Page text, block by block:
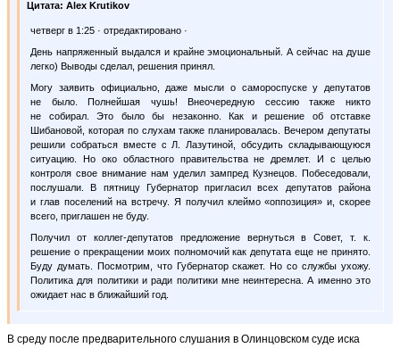
Цитата: Alex Krutikov
четверг в 1:25 · отредактировано ·
День напряженный выдался и крайне эмоциональный. А сейчас на душе
легко) Выводы сделал, решения принял.
Могу заявить официально, даже мысли о самороспуске у депутатов
не было. Полнейшая чушь! Внеочередную сессию также никто
не собирал. Это было бы незаконно. Как и решение об отставке
Шибановой, которая по слухам также планировалась. Вечером депутаты
решили собраться вместе с Л. Лазутиной, обсудить складывающуюся
ситуацию. Но око областного правительства не дремлет. И с целью
контроля свое внимание нам уделил зампред Кузнецов. Побеседовали,
послушали. В пятницу Губернатор пригласил всех депутатов района
и глав поселений на встречу. Я получил клеймо «оппозиция» и, скорее
всего, приглашен не буду.
Получил от коллег-депутатов предложение вернуться в Совет, т. к.
решение о прекращении моих полномочий как депутата еще не принято.
Буду думать. Посмотрим, что Губернатор скажет. Но со службы ухожу.
Политика для политики и ради политики мне неинтересна. А именно это
ожидает нас в ближайший год.
В среду после предварительного слушания в Олинцовском суде иска